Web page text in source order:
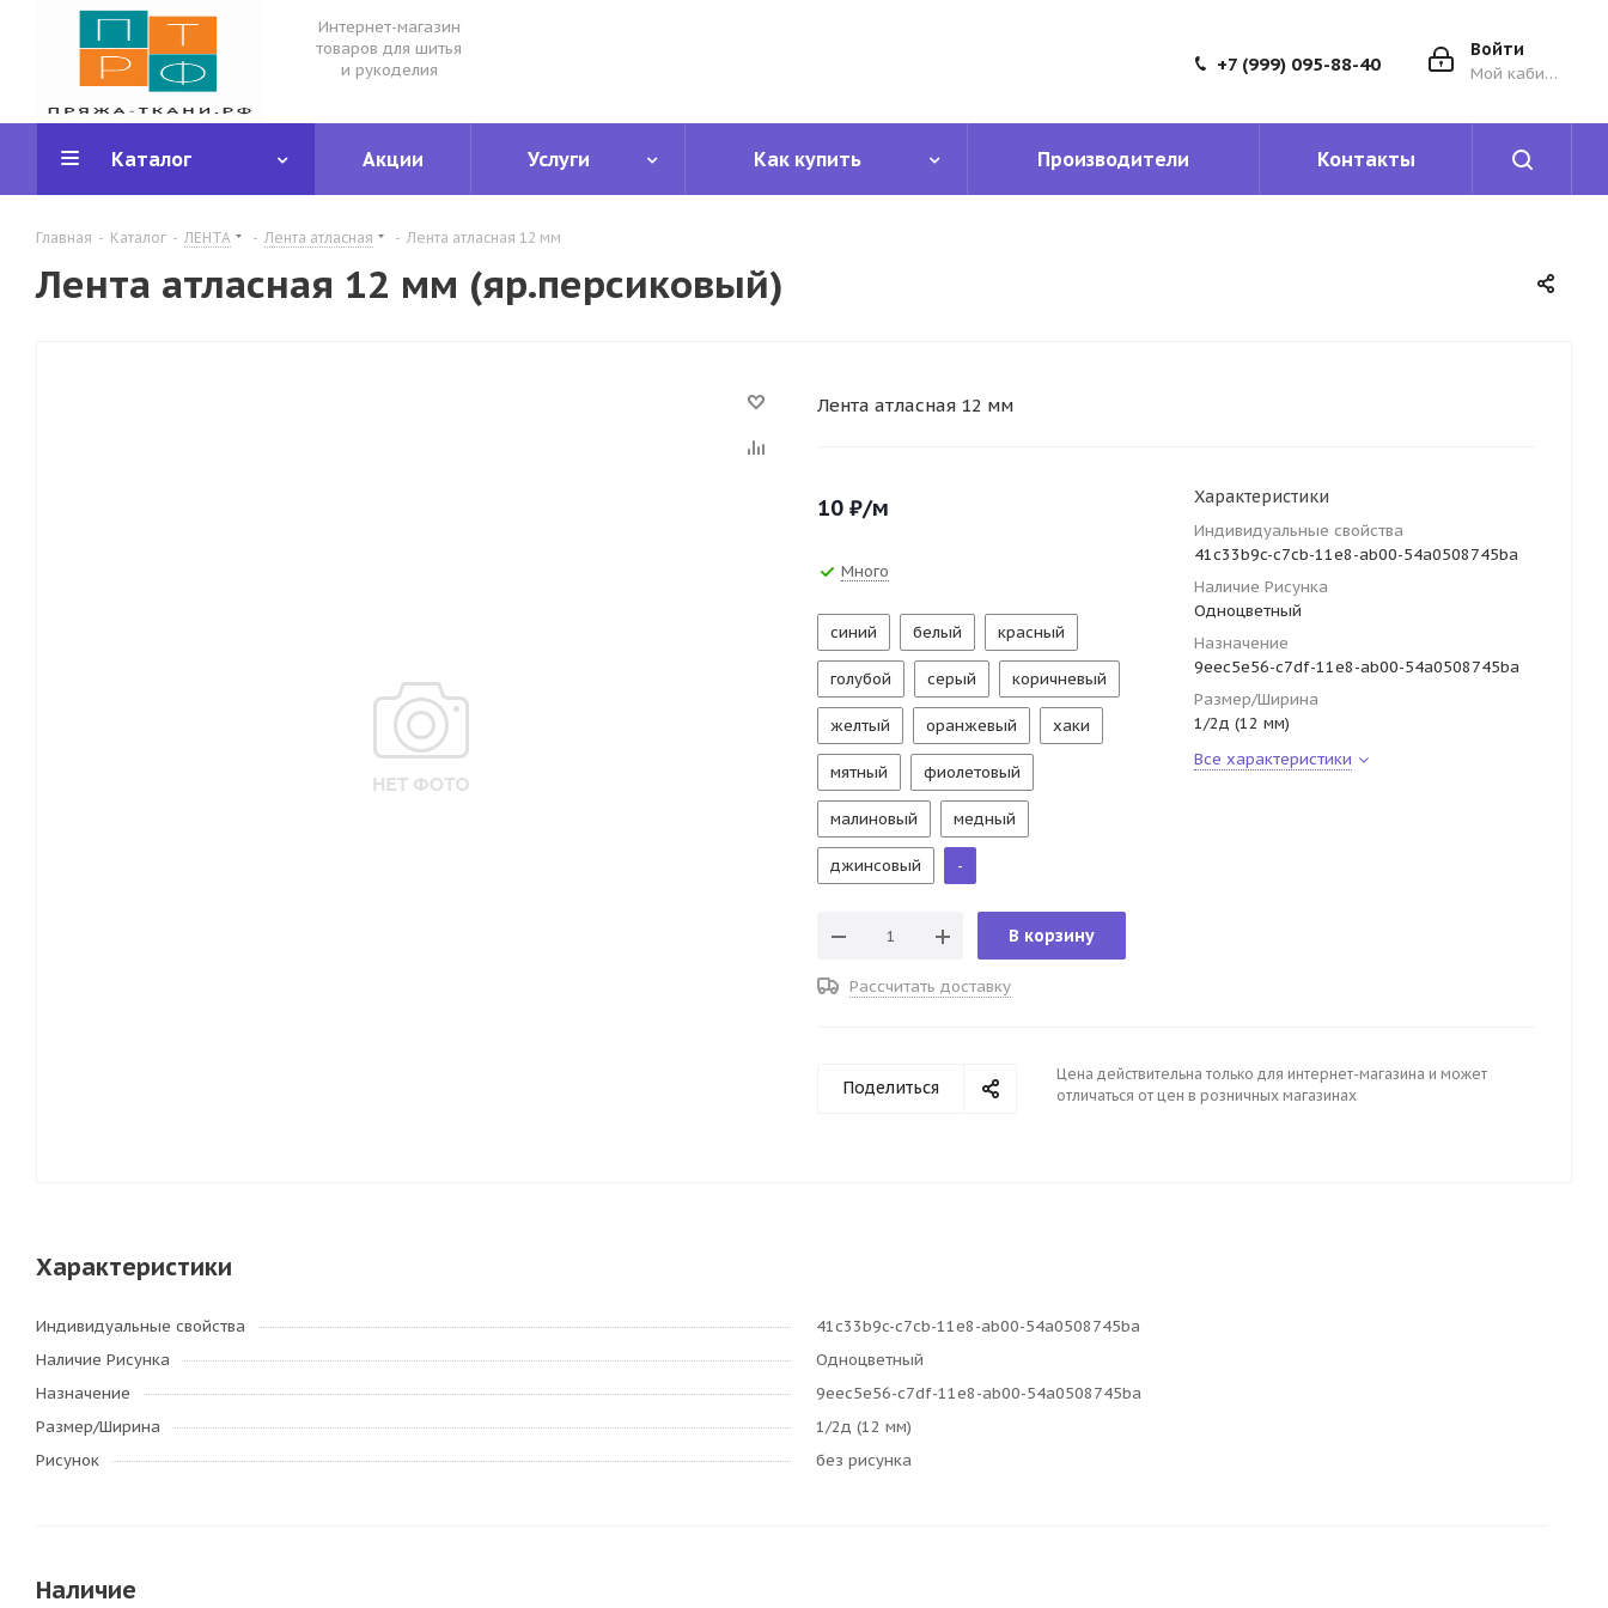
Интернет-магазин
товаров для шитья
и рукоделия
Войти
Мой кабинет
+7 (999) 095-88-40
Каталог Акции Услуги Как купить Производители Контакты
Главная - Каталог - ЛЕНТА - Лента атласная - Лента атласная 12 мм
Лента атласная 12 мм (яр.персиковый)
Лента атласная 12 мм
10 ₽/м
Много
синий белый красный
голубой серый коричневый
желтый оранжевый хаки
мятный фиолетовый
малиновый медный
джинсовый -
В корзину
Рассчитать доставку
Характеристики
Индивидуальные свойства
41c33b9c-c7cb-11e8-ab00-54a0508745ba
Наличие Рисунка
Одноцветный
Назначение
9eec5e56-c7df-11e8-ab00-54a0508745ba
Размер/Ширина
1/2д (12 мм)
Все характеристики
Поделиться
Цена действительна только для интернет-магазина и может
отличаться от цен в розничных магазинах
Характеристики
Индивидуальные свойства
41c33b9c-c7cb-11e8-ab00-54a0508745ba
Наличие Рисунка
Одноцветный
Назначение
9eec5e56-c7df-11e8-ab00-54a0508745ba
Размер/Ширина
1/2д (12 мм)
Рисунок
без рисунка
Наличие